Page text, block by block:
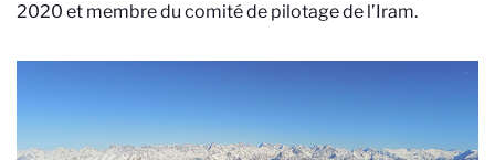
2020 et membre du comité de pilotage de l’Iram.